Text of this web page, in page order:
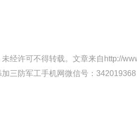
未经许可不得转载。文章来自http://
三防军工手机网微信号：342019368